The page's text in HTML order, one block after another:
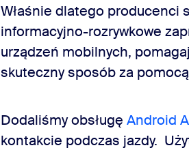
Właśnie dlatego producenci
informacyjno-rozrywkowe
urządzeń mobilnych,
skuteczny sposób za
Dodaliśmy obsługę Android
kontakcie podczas jazdy.